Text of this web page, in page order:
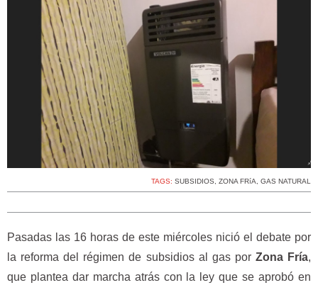
TAGS: SUBSIDIOS, ZONA FRíA, GAS NATURAL
Pasadas las 16 horas de este miércoles nició el debate por
la reforma del régimen de subsidios al gas porZona Fría,
que plantea dar marcha atrás con la ley que se aprobó en